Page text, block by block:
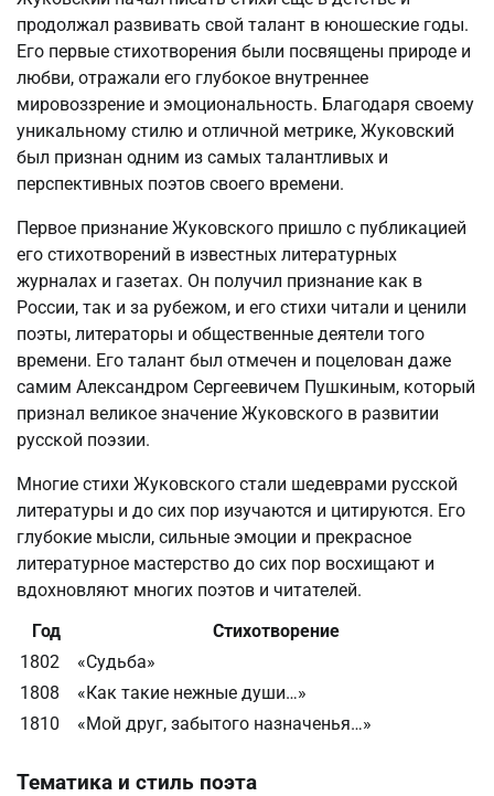
продолжал развивать свой талант в юношеские годы.
Его первые стихотворения были посвящены природе и
любви, отражали его глубокое внутреннее
мировоззрение и эмоциональность. Благодаря своему
уникальному стилю и отличной метрике, Жуковский
был признан одним из самых талантливых и
перспективных поэтов своего времени.
Первое признание Жуковского пришло с публикацией
его стихотворений в известных литературных
журналах и газетах. Он получил признание как в
России, так и за рубежом, и его стихи читали и ценили
поэты, литераторы и общественные деятели того
времени. Его талант был отмечен и поцелован даже
самим Александром Сергеевичем Пушкиным, который
признал великое значение Жуковского в развитии
русской поэзии.
Многие стихи Жуковского стали шедеврами русской
литературы и до сих пор изучаются и цитируются. Его
глубокие мысли, сильные эмоции и прекрасное
литературное мастерство до сих пор восхищают и
вдохновляют многих поэтов и читателей.
Год
Стихотворение
1802
«Судьба»
1808
«Как такие нежные души…»
1810
«Мой друг, забытого назначенья…»
Тематика и стиль поэта